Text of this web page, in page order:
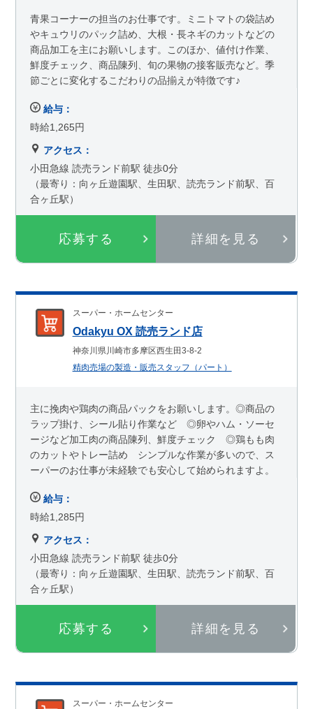
応募する 詳細を見る
青果コーナーの担当のお仕事です。ミニトマトの袋詰め
やキュウリのパック詰め、大根・長ネギのカットなどの
商品加工を主にお願いします。このほか、値付け作業、
鮮度チェック、商品陳列、旬の果物の接客販売など。季
節ごとに変化するこだわりの品揃えが特徴です♪
給与：
時給1,265円
アクセス：
小田急線 読売ランド前駅 徒歩0分
（最寄り：向ヶ丘遊園駅、生田駅、読売ランド前駅、百
合ヶ丘駅）
スーパー・ホームセンター
Odakyu OX 読売ランド店
神奈川県川崎市多摩区西生田3-8-2
精肉売場の製造・販売スタッフ（パート）
応募する 詳細を見る
主に挽肉や鶏肉の商品パックをお願いします。◎商品の
ラップ掛け、シール貼り作業など ◎卵やハム・ソーセ
ージなど加工肉の商品陳列、鮮度チェック ◎鶏もも肉
のカットやトレー詰め シンプルな作業が多いので、ス
ーパーのお仕事が未経験でも安心して始められますよ。
給与：
時給1,285円
アクセス：
小田急線 読売ランド前駅 徒歩0分
（最寄り：向ヶ丘遊園駅、生田駅、読売ランド前駅、百
合ヶ丘駅）
スーパー・ホームセンター